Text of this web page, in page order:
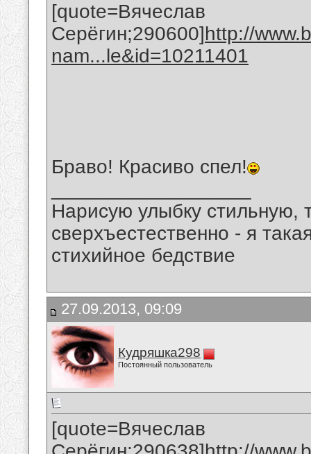
[quote=Вячеслав
Серёгин;290600]http://
nam...le&id=10211401
Браво! Красиво спел!
Нарисую улыбку стильную,
сверхъестественно - я
стихийное бедствие
27.09.2013, 09:09
Кудряшка298
Постоянный пользователь
[quote=Вячеслав